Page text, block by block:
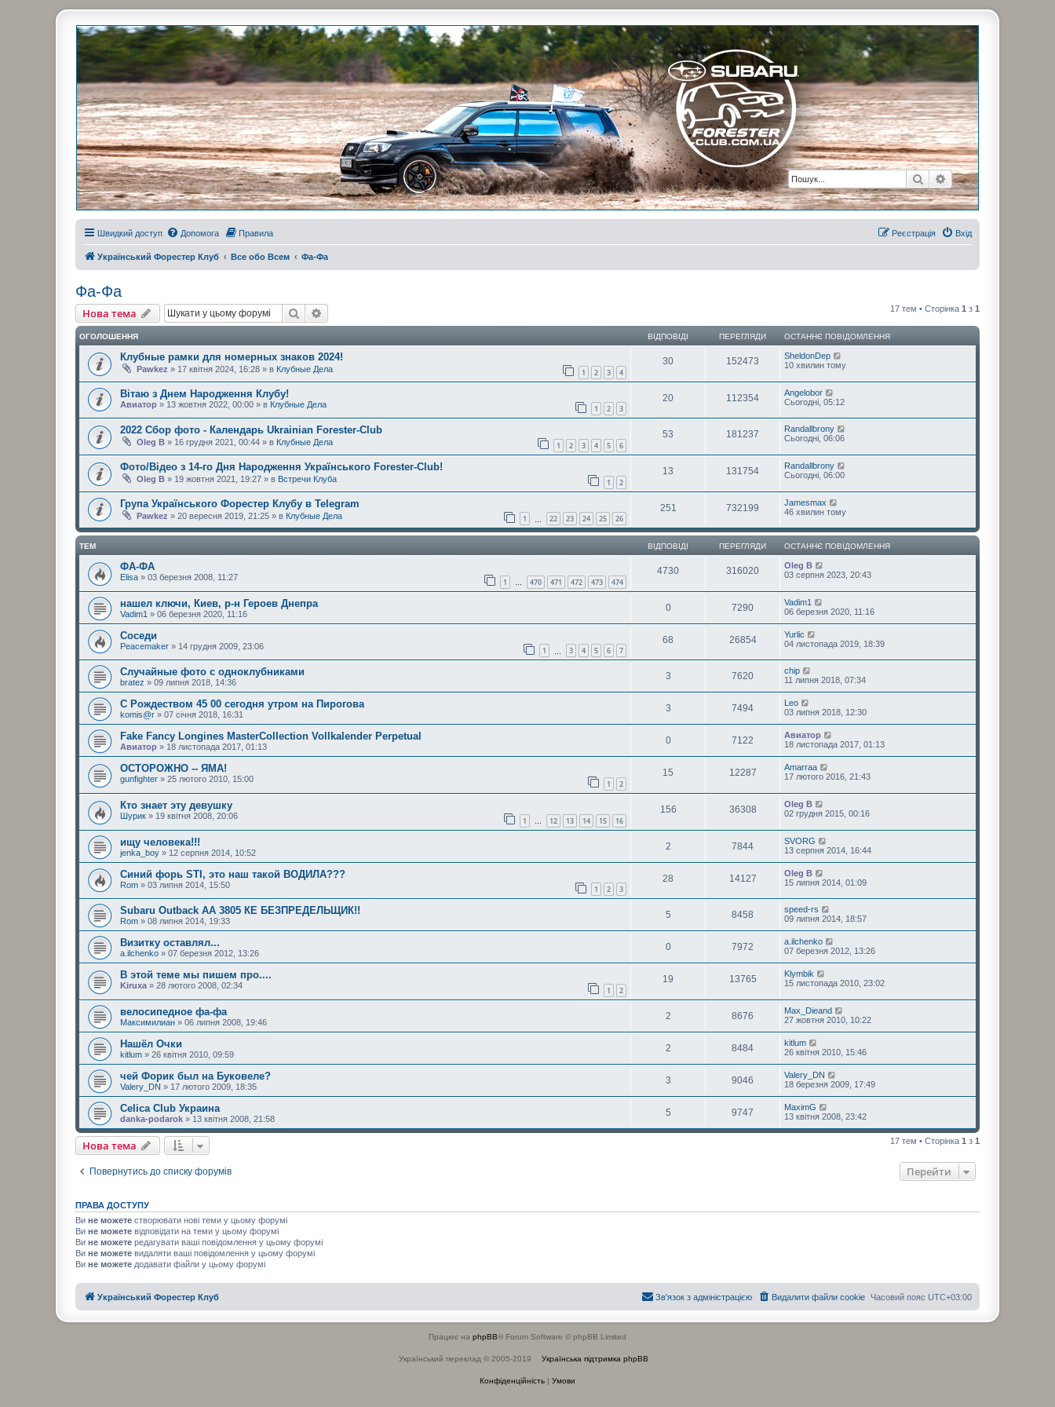
ПошукРозширений пошук
Украинский Форестер Клуб
Всеукраинский клуб владельцев Subaru Forester. Клубные покатушки на природе и еженедельные встречи, скидки от партнеров и просто много общения с друзьями. Присоединяйтесь. Think. Feel. Drive.
Швидкий доступ Допомога Правила Вхід
Реєстрація
Український Форестер Клуб Все обо Всем Фа-Фа
Фа-Фа
Нова тема Пошук 17 тем • Сторінка 1 з 1
ОГОЛОШЕННЯ ВІДПОВІДІ ПЕРЕГЛЯДИ ОСТАННЄ ПОВІДОМЛЕННЯ
Клубные рамки для номерных знаков 2024!
Pawkez » 17 квітня 2024, 16:28 » в Клубные Дела 1 2 3 4
30 152473
SheldonDep
10 хвилин тому
Вітаю з Днем Народження Клубу!
Авиатор » 13 жовтня 2022, 00:00 » в Клубные Дела 1 2 3
20 112354
Angelobor
Сьогодні, 05:12
2022 Сбор фото - Календарь Ukrainian Forester-Club
Oleg B » 16 грудня 2021, 00:44 » в Клубные Дела 1 2 3 4 5 6
53 181237
Randallbrony
Сьогодні, 06:06
Фото/Відео з 14-го Дня Народження Українського Forester-Club!
Oleg B » 19 жовтня 2021, 19:27 » в Встречи Клуба 1 2
13 131754
Randallbrony
Сьогодні, 06:00
Група Українського Форестер Клубу в Telegram
Pawkez » 20 вересня 2019, 21:25 » в Клубные Дела 1 22 23 24 25 26
251 732199
Jamesmax
46 хвилин тому
ТЕМ ВІДПОВІДІ ПЕРЕГЛЯДИ ОСТАННЄ ПОВІДОМЛЕННЯ
ФА-ФА
Elisa » 03 березня 2008, 11:27 1 … 470 471 472 473 474
4730 316020
Oleg B
03 серпня 2023, 20:43
нашел ключи, Киев, р-н Героев Днепра
Vadim1 » 06 березня 2020, 11:16
0 7290
Vadim1
06 березня 2020, 11:16
Соседи
Peacemaker » 14 грудня 2009, 23:06 1 3 4 5 6 7
68 26854
Yurlic
04 листопада 2019, 18:39
Случайные фото с одноклубниками
bratez » 09 липня 2018, 14:36
3 7620
chip
11 липня 2018, 07:34
С Рождеством 45 00 сегодня утром на Пирогова
komis@r » 07 січня 2018, 16:31
3 7494
Leo
03 липня 2018, 12:30
Fake Fancy Longines MasterCollection Vollkalender Perpetual
Авиатор » 18 листопада 2017, 01:13
0 7122
Авиатор
18 листопада 2017, 01:13
ОСТОРОЖНО -- ЯМА!
gunfighter » 25 лютого 2010, 15:00 1 2
15 12287
Amarraa
17 лютого 2016, 21:43
Кто знает эту девушку
Шурик » 19 квітня 2008, 20:06 1 … 12 13 14 15 16
156 36308
Oleg B
02 грудня 2015, 00:16
ищу человека!!!
jenka_boy » 12 серпня 2014, 10:52
2 7844
SVORG
13 серпня 2014, 16:44
Синий форь STI, это наш такой ВОДИЛА???
Rom » 03 липня 2014, 15:50 1 2 3
28 14127
Oleg B
15 липня 2014, 01:09
Subaru Outback AА 3805 КЕ БЕЗПРЕДЕЛЬЩИК!!
Rom » 08 липня 2014, 19:33
5 8458
speed-rs
09 липня 2014, 18:57
Визитку оставлял...
a.ilchenko » 07 березня 2012, 13:26
0 7972
a.ilchenko
07 березня 2012, 13:26
В этой теме мы пишем про....
Kiruxa » 28 лютого 2008, 02:34 1 2
19 13765
Klymbik
15 листопада 2010, 23:02
велосипедное фа-фа
Максимилиан » 06 липня 2008, 19:46
2 8676
Max_Dieand
27 жовтня 2010, 10:22
Нашёл Очки
kitlum » 26 квітня 2010, 09:59
2 8484
kitlum
26 квітня 2010, 15:46
чей Форик был на Буковеле?
Valery_DN » 17 лютого 2009, 18:35
3 9046
Valery_DN
18 березня 2009, 17:49
Celica Club Украина
danka-podarok » 13 квітня 2008, 21:58
5 9747
MaximG
13 квітня 2008, 23:42
Нова тема 17 тем • Сторінка 1 з 1
Повернутись до списку форумів Перейти
ПРАВА ДОСТУПУ
Ви не можете створювати нові теми у цьому форумі
Ви не можете відповідати на теми у цьому форумі
Ви не можете редагувати ваші повідомлення у цьому форумі
Ви не можете видаляти ваші повідомлення у цьому форумі
Ви не можете додавати файли у цьому форумі
Український Форестер Клуб Часовий пояс UTC+03:00
Видалити файли cookie
Зв'язок з адміністрацією
Працює на phpBB® Forum Software © phpBB Limited
Український переклад © 2005-2019 Українська підтримка phpBB
Конфіденційність | Умови